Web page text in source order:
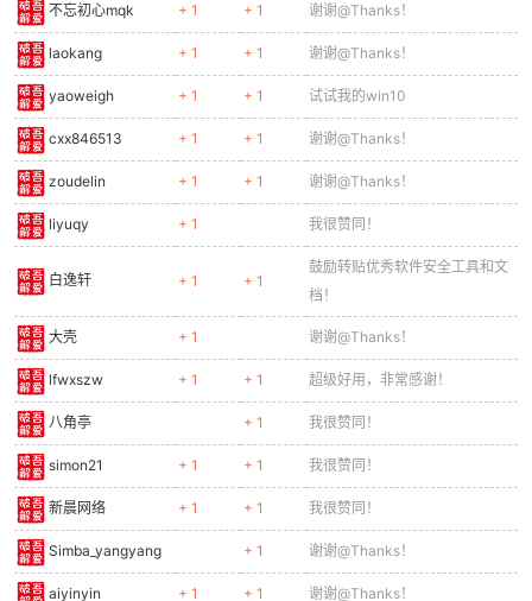
307
308
309
310
311
312
313
314
315
316
317
318
319
320
321
322
323
for /f "delims=" %%a ('wmic os get Caption
if defined osVersion (
name
)else
start""
shell:::{A8A91A66-3A7D-4424-8D24-
)
choice /T 8 /D Y /M
"完成! 重启后生效。By
if errorlevel 2 (
你已放弃删除本脚本。
)
exit /b
不忘初心mqk + 1 + 1 谢谢@Thanks！
laokang + 1 + 1 谢谢@Thanks！
yaoweigh + 1 + 1 试试我的win10
cxx846513 + 1 + 1 谢谢@Thanks！
zoudelin + 1 + 1 谢谢@Thanks！
liyuqy + 1 我很赞同！
白逸轩 + 1 + 1
鼓励转贴优秀软件安全工具和文
档！
大壳 + 1 谢谢@Thanks！
lfwxszw + 1 + 1 超级好用，非常感谢！
八角亭 + 1 我很赞同！
simon21 + 1 + 1 我很赞同！
新晨网络 + 1 + 1 我很赞同！
Simba_yangyang + 1 谢谢@Thanks！
aiyinyin + 1 + 1 谢谢@Thanks！